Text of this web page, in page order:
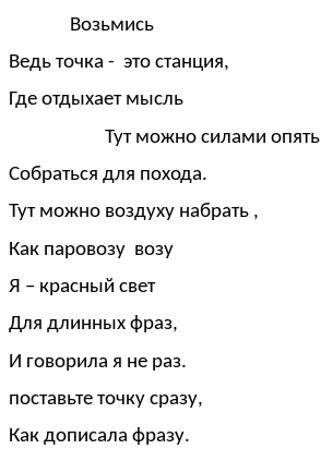
Возьмись
Ведь точка - это станция,
Где отдыхает мысль
Тут можно силами опять
Собраться для похода.
Тут можно воздуху набрать ,
Как паровозу возу
Я – красный свет
Для длинных фраз,
И говорила я не раз.
поставьте точку сразу,
Как дописала фразу.